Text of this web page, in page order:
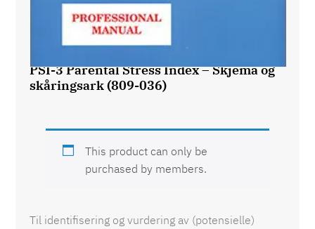
PSI-3 Parental Stress Index – Skjema og
skåringsark (809-036)
This product can only be
purchased by members.
Til identifisering og vurdering av (potensielle)